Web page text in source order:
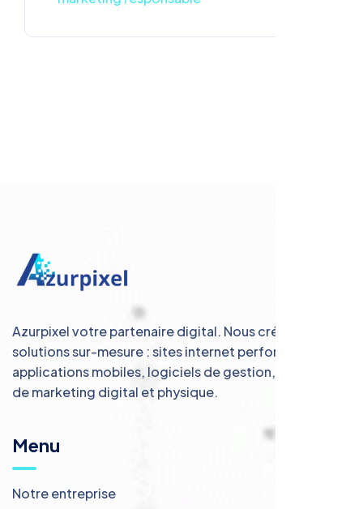
Azurpixel votre partenaire digital. Nous créons des
solutions sur-mesure : sites internet performants,
applications mobiles, logiciels de gestion, et services
de marketing digital et physique.
Menu
Notre entreprise